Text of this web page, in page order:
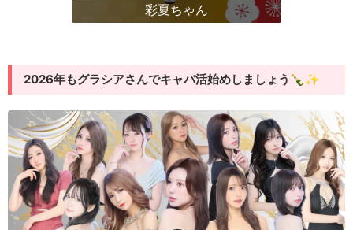
彩夏ちゃん
2026年もグラシアさんでキャバ活始めしましょう🍾✨